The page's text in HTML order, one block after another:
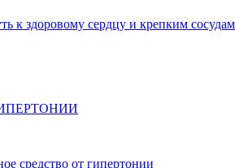
к здоровому сердцу и крепким сосудам
средство от гипертонии